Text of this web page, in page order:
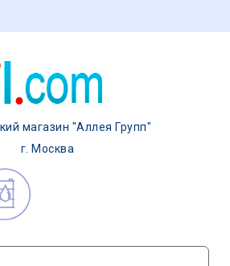
магазин "Аллея Групп"
г. Москва